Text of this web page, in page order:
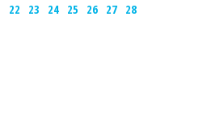
22 23 24 25 26 27 28